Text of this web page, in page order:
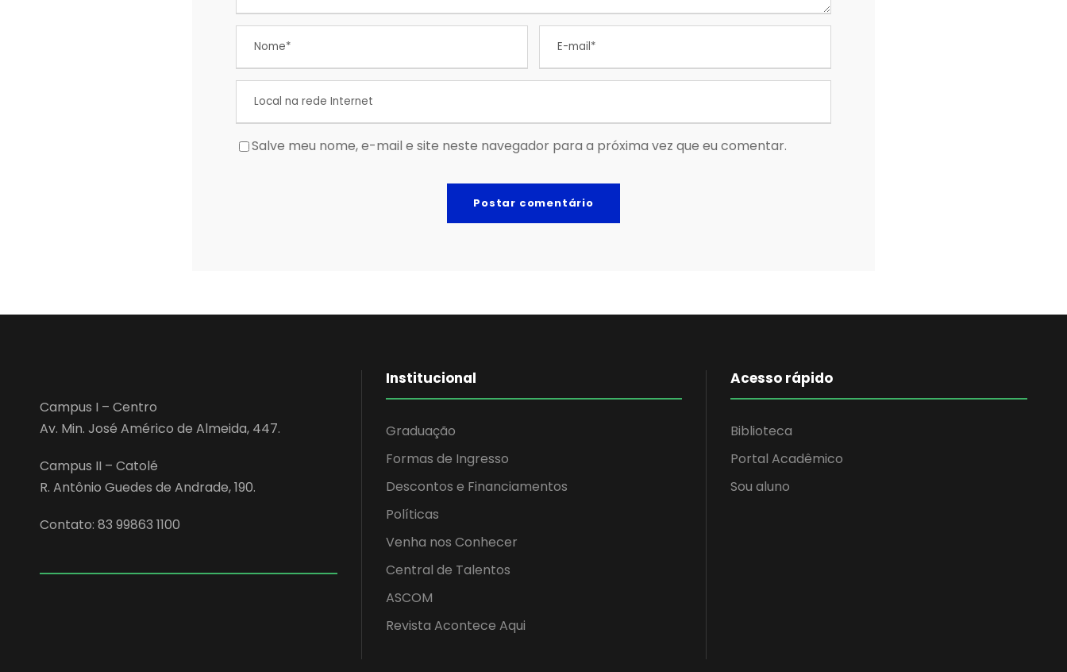
Salve meu nome, e-mail e site neste navegador para a próxima vez que eu comentar.
Campus I – Centro
Av. Min. José Américo de Almeida, 447.
Campus II – Catolé
R. Antônio Guedes de Andrade, 190.
Contato: 83 99863 1100
Institucional
Graduação
Formas de Ingresso
Descontos e Financiamentos
Políticas
Venha nos Conhecer
Central de Talentos
ASCOM
Revista Acontece Aqui
Acesso rápido
Biblioteca
Portal Acadêmico
Sou aluno